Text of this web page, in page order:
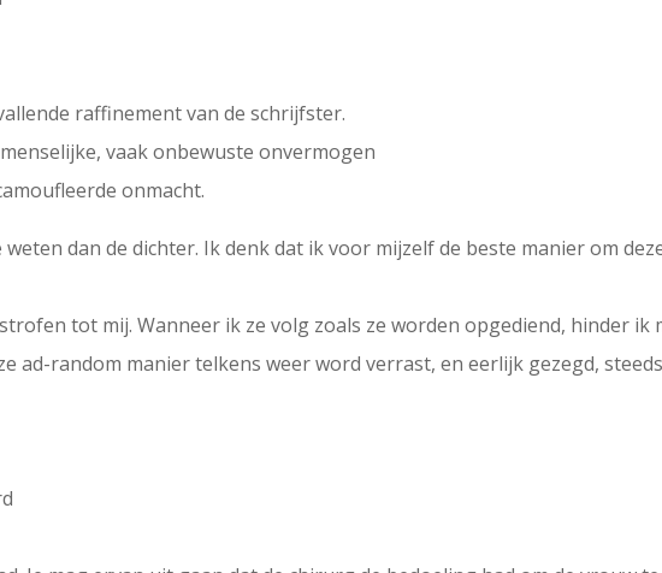
raffinement van de schrijfster.
vaak onbewuste onvermogen
onmacht.
dan de dichter. Ik denk dat ik voor mijzelf de beste manier om
tot mij. Wanneer ik ze volg zoals ze worden opgediend, hinder ik
ad-random manier telkens weer word verrast, en eerlijk gezegd,